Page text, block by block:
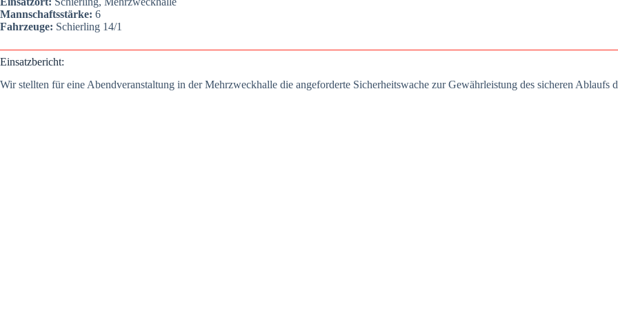
Mann­schafts­stär­ke: 6
Fahr­zeu­ge: Schier­ling 14/1
Ein­satz­be­richt:
Wir stell­ten für eine Abend­ver­an­stal­tung in der Mehr­zweck­hal­le die ange­for­der­te Sicher­heits­wa­che zur Gewähr­leis­tung des siche­ren Ablaufs